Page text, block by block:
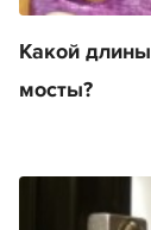
Какой
мосты?